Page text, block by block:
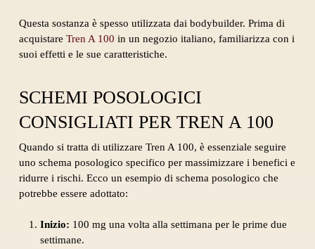
Questa sostanza è spesso utilizzata dai bodybuilder. Prima di
acquistare Tren A 100 in un negozio italiano, familiarizza con i
suoi effetti e le sue caratteristiche.
SCHEMI POSOLOGICI
CONSIGLIATI PER TREN A 100
Quando si tratta di utilizzare Tren A 100, è essenziale seguire
uno schema posologico specifico per massimizzare i benefici e
ridurre i rischi. Ecco un esempio di schema posologico che
potrebbe essere adottato:
Inizio: 100 mg una volta alla settimana per le prime due
settimane.